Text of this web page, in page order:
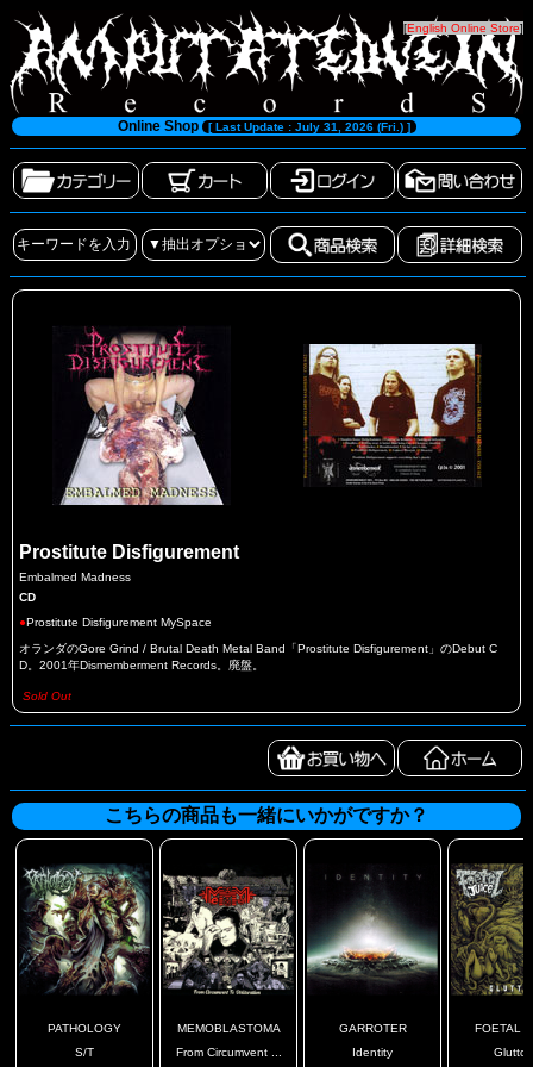
[English Online Store]
Online Shop [ Last Update : July 31, 2026 (Fri.) ]
Prostitute Disfigurement
Embalmed Madness
CD
●Prostitute Disfigurement MySpace
オランダのGore Grind / Brutal Death Metal Band「Prostitute Disfigurement」のDebut C
D。2001年Dismemberment Records。廃盤。
Sold Out
こちらの商品も一緒にいかがですか？
PATHOLOGY
S/T
MEMOBLASTOMA
From Circumvent ...
GARROTER
Identity
FOETAL